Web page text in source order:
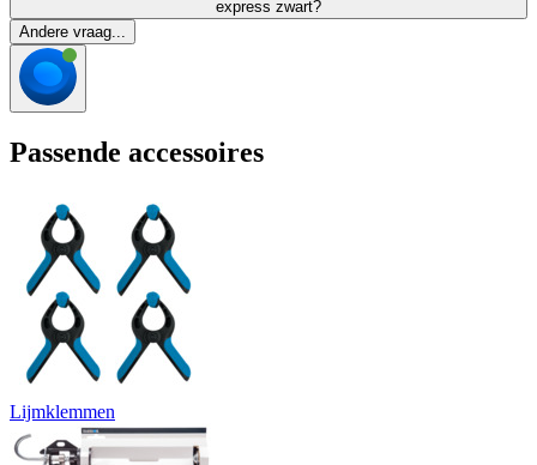
express zwart?
Andere vraag...
Passende accessoires
Lijmklemmen